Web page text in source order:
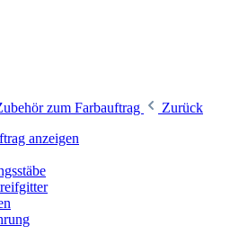
zum Farbauftrag
Zurück
anzeigen